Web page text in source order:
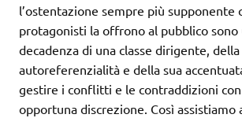
l’ostentazione sempre più supponente
protagonisti la offrono al pubblico sono
decadenza di una classe dirigente,
autoreferenzialità e della sua
gestire i conflitti e le contraddizioni
opportuna discrezione. Così assistiamo